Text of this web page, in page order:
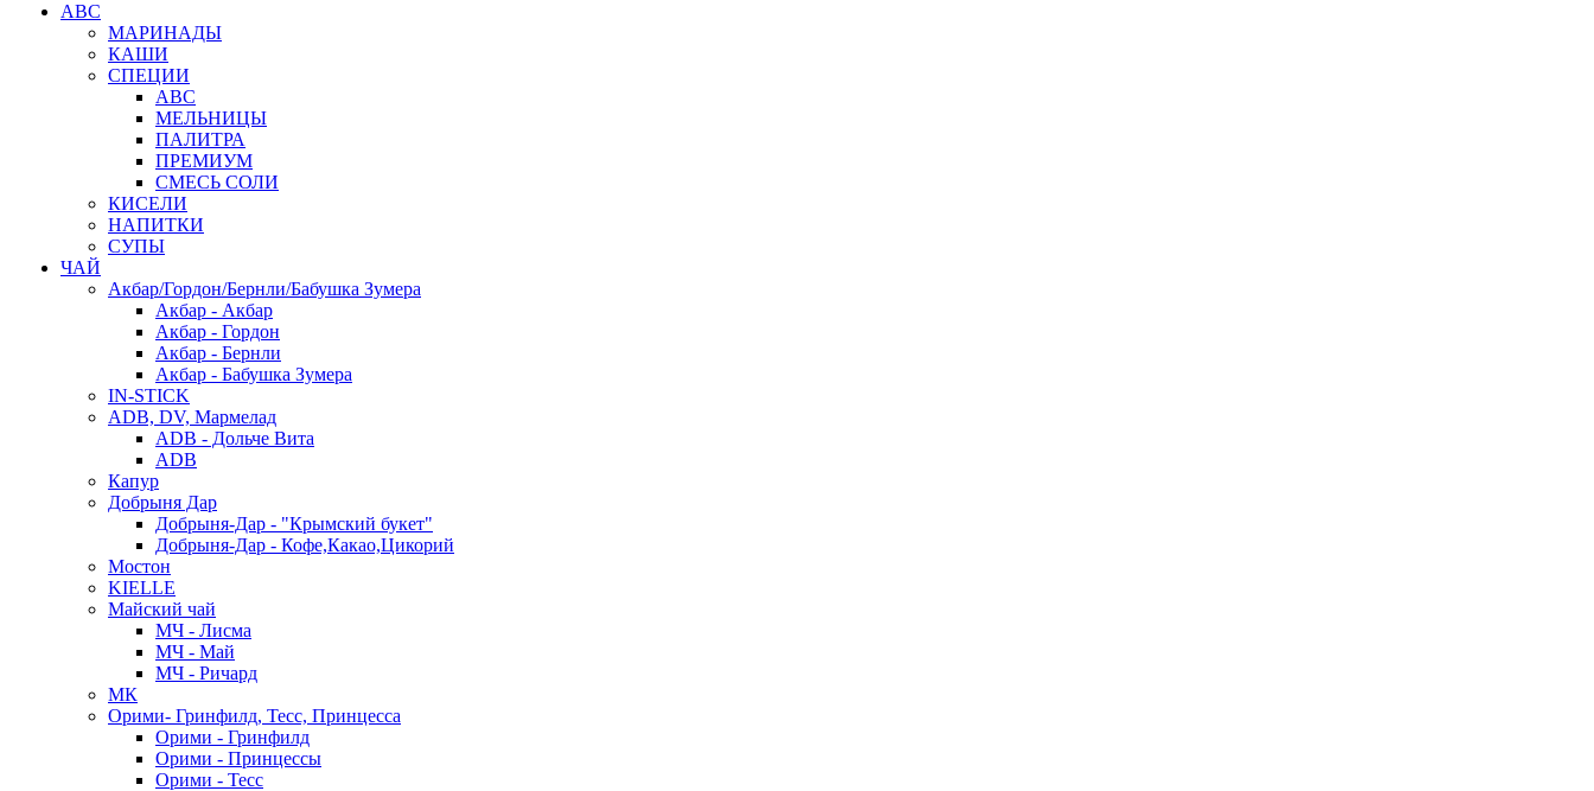
АВС
МАРИНАДЫ
КАШИ
СПЕЦИИ
АВС
МЕЛЬНИЦЫ
ПАЛИТРА
ПРЕМИУМ
СМЕСЬ СОЛИ
КИСЕЛИ
НАПИТКИ
СУПЫ
ЧАЙ
Акбар/Гордон/Бернли/Бабушка Зумера
Акбар - Акбар
Акбар - Гордон
Акбар - Бернли
Акбар - Бабушка Зумера
IN-STICK
ADB, DV, Мармелад
ADB - Дольче Вита
ADB
Капур
Добрыня Дар
Добрыня-Дар - "Крымский букет"
Добрыня-Дар - Кофе,Какао,Цикорий
Мостон
KIELLE
Майский чай
МЧ - Лисма
МЧ - Май
МЧ - Ричард
МК
Орими- Гринфилд, Тесс, Принцесса
Орими - Гринфилд
Орими - Принцессы
Орими - Тесс